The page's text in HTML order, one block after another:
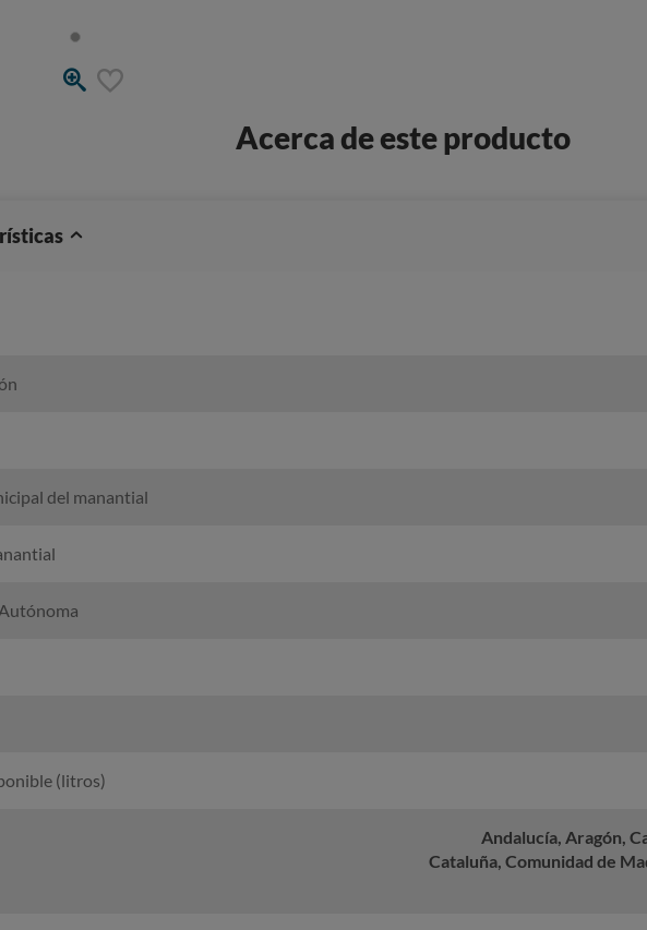
Acerca de este producto
del manantial
(litros)
Andalucía, Aragón,
Cataluña, Comunidad de